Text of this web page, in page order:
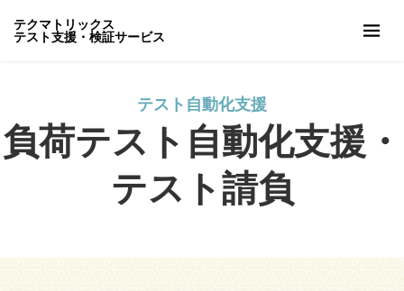
テクマトリックス
テスト支援・検証サービス
テスト自動化支援
負荷テスト自動化支援・
テスト請負